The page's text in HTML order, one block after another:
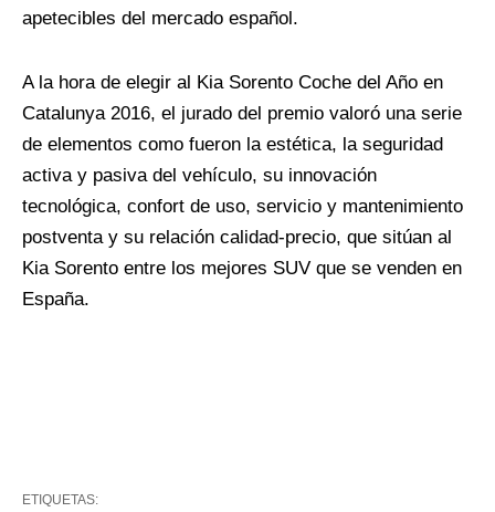
apetecibles del mercado español.
A la hora de elegir al Kia Sorento Coche del Año en
Catalunya 2016, el jurado del premio valoró una serie
de elementos como fueron la estética, la seguridad
activa y pasiva del vehículo, su innovación
tecnológica, confort de uso, servicio y mantenimiento
postventa y su relación calidad-precio, que sitúan al
Kia Sorento entre los mejores SUV que se venden en
España.
ETIQUETAS: